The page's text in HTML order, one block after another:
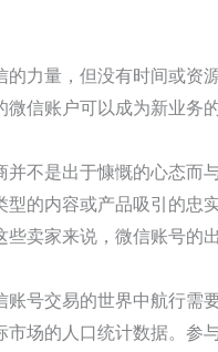
的力量，但没有时间或资
微信账户可以成为新业务
并不是出于慷慨的心态而
型的内容或产品吸引的忠
些卖家来说，微信账号的
账号交易的世界中航行需
市场的人口统计数据。